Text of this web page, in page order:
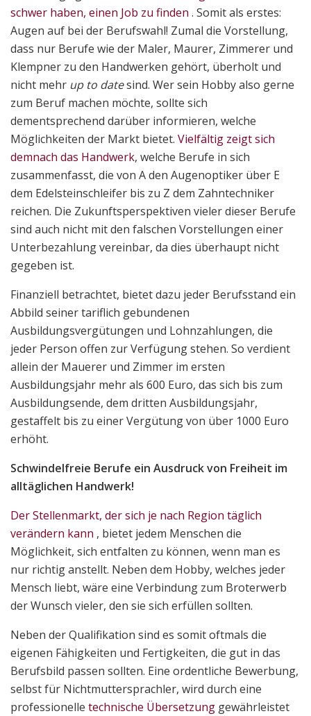
schwer haben, einen Job zu finden . Somit als erstes:
Augen auf bei der Berufswahl! Zumal die Vorstellung,
dass nur Berufe wie der Maler, Maurer, Zimmerer und
Klempner zu den Handwerken gehört, überholt und
nicht mehr up to datesind. Wer sein Hobby also gerne
zum Beruf machen möchte, sollte sich
dementsprechend darüber informieren, welche
Möglichkeiten der Markt bietet. Vielfältig zeigt sich
demnach das Handwerk, welche Berufe in sich
zusammenfasst, die von A den Augenoptiker über E
dem Edelsteinschleifer bis zu Z dem Zahntechniker
reichen. Die Zukunftsperspektiven vieler dieser Berufe
sind auch nicht mit den falschen Vorstellungen einer
Unterbezahlung vereinbar, da dies überhaupt nicht
gegeben ist.
Finanziell betrachtet, bietet dazu jeder Berufsstand ein
Abbild seiner tariflich gebundenen
Ausbildungsvergütungen und Lohnzahlungen, die
jeder Person offen zur Verfügung stehen. So verdient
allein der Mauerer und Zimmer im ersten
Ausbildungsjahr mehr als 600 Euro, das sich bis zum
Ausbildungsende, dem dritten Ausbildungsjahr,
gestaffelt bis zu einer Vergütung von über 1000 Euro
erhöht.
Schwindelfreie Berufe ein Ausdruck von Freiheit im
alltäglichen Handwerk!
Der Stellenmarkt, der sich je nach Region täglich
verändern kann , bietet jedem Menschen die
Möglichkeit, sich entfalten zu können, wenn man es
nur richtig anstellt. Neben dem Hobby, welches jeder
Mensch liebt, wäre eine Verbindung zum Broterwerb
der Wunsch vieler, den sie sich erfüllen sollten.
Neben der Qualifikation sind es somit oftmals die
eigenen Fähigkeiten und Fertigkeiten, die gut in das
Berufsbild passen sollten. Eine ordentliche Bewerbung,
selbst für Nichtmuttersprachler, wird durch eine
professionelle technische Übersetzung gewährleistet